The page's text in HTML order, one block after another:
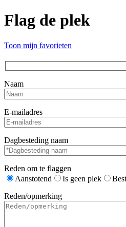
Flag de plek
Toon mijn favorieten
Naam
E-mailadres
Dagbesteding naam
Reden om te flaggen
Aanstotend
Is geen plek
Reden/opmerking